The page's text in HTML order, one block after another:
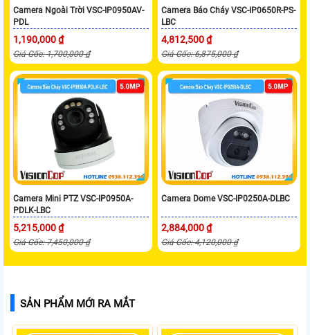
Camera Ngoài Trời VSC-IP0950AV-
PDL
1,190,000 ₫
Giá Gốc: 1,700,000 ₫
Camera Báo Cháy VSC-IP0650R-PS-
LBC
4,812,500 ₫
Giá Gốc: 6,875,000 ₫
Camera Mini PTZ VSC-IP0950A-
PDLK-LBC
5,215,000 ₫
Giá Gốc: 7,450,000 ₫
Camera Dome VSC-IP0250A-DLBC
2,884,000 ₫
Giá Gốc: 4,120,000 ₫
SẢN PHẨM MỚI RA MẮT